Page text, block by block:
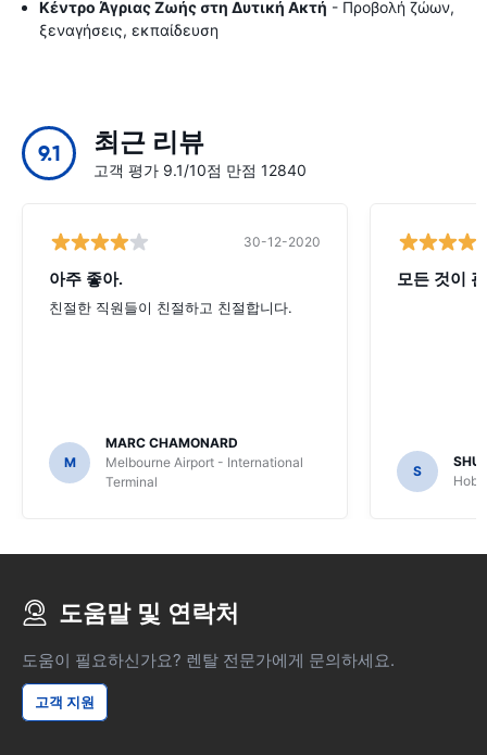
Κέντρο Άγριας Ζωής στη Δυτική Ακτή - Προβολή ζώων,
ξεναγήσεις, εκπαίδευση
9.1 최근 리뷰
고객 평가 9.1/10점 만점 12840
30-12-2020
아주 좋아.
친절한 직원들이 친절하고 친절합니다.
M
MARC CHAMONARD
Melbourne Airport - International
Terminal
모든 것이
S
도움말 및 연락처
도움이 필요하신가요? 렌탈 전문가에게 문의하세요.
고객 지원